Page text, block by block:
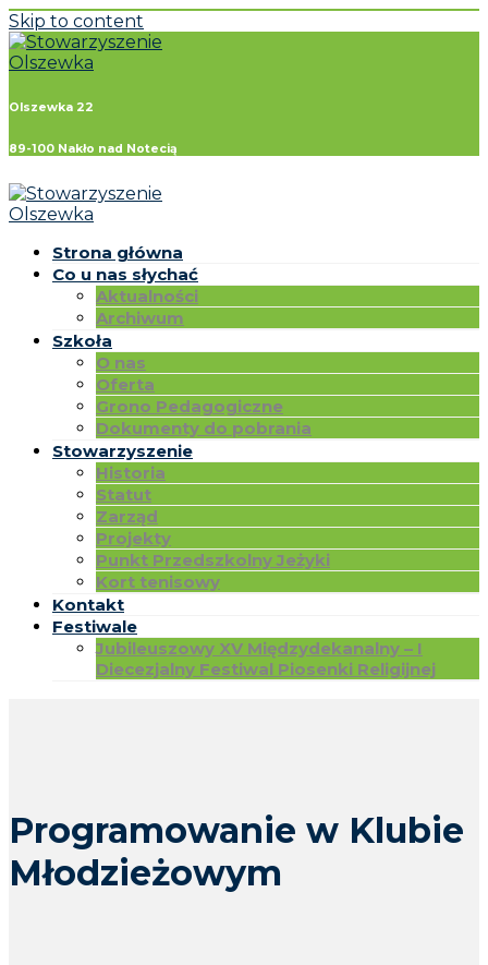
Skip to content
Olszewka 22
89-100 Nakło nad Notecią
Strona główna
Co u nas słychać
Aktualności
Archiwum
Szkoła
O nas
Oferta
Grono Pedagogiczne
Dokumenty do pobrania
Stowarzyszenie
Historia
Statut
Zarząd
Projekty
Punkt Przedszkolny Jeżyki
Kort tenisowy
Kontakt
Festiwale
Jubileuszowy XV Międzydekanalny – I
Diecezjalny Festiwal Piosenki Religijnej
Programowanie w Klubie
Młodzieżowym